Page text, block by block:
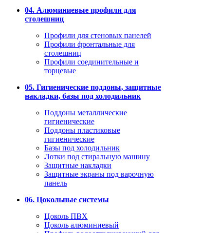
04. Алюминиевые профили для
столешниц
Профили для стеновых панелей
Профили фронтальные для
столешниц
Профили соединительные и
торцевые
05. Гигиенические поддоны, защитные
накладки, базы под холодильник
Поддоны металлические
гигиенические
Поддоны пластиковые
гигиенические
Базы под холодильник
Лотки под стиральную машину
Защитные накладки
Защитные экраны под варочную
панель
06. Цокольные системы
Цоколь ПВХ
Цоколь алюминиевый